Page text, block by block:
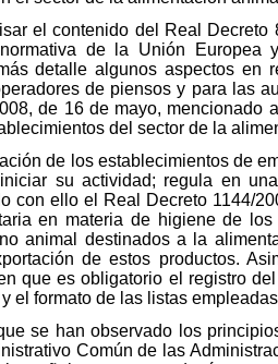
el contenido del Real Decreto
de la Unión Europea
detalle algunos aspectos en
de piensos y para las
de 16 de mayo, mencionado
del sector de la
de los establecimientos de
su actividad; regula en
con ello el Real Decreto 1144/
en materia de higiene de
animal destinados a la
de estos productos.
que es obligatorio el registro
el formato de las listas
se han observado los
Común de las